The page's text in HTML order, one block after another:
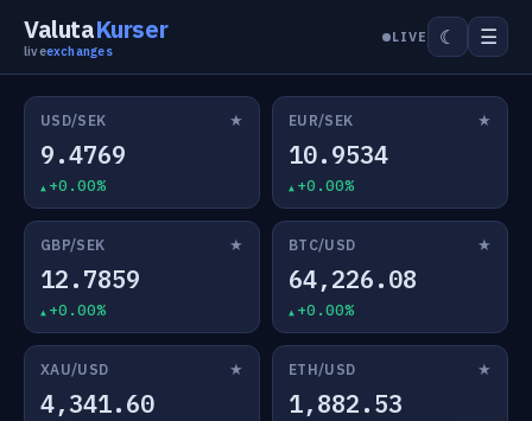
ValutaKurser
liveexchanges
LIVE ☾ ☰
USD/SEK ★
9.4769
+0.00%
EUR/SEK ★
10.9534
+0.00%
GBP/SEK ★
12.7859
+0.00%
BTC/USD ★
64,226.08
+0.00%
XAU/USD ★
4,341.60
ETH/USD ★
1,882.53